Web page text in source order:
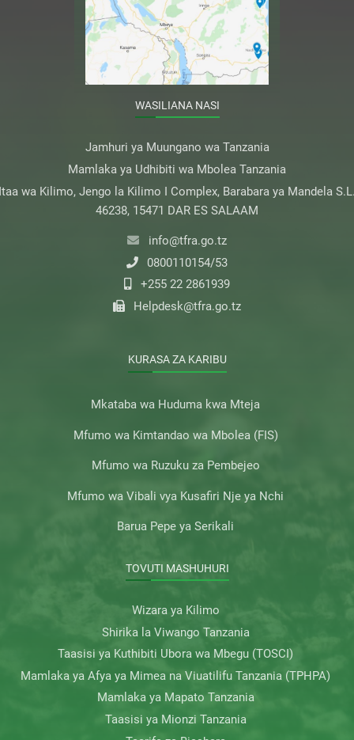
WASILIANA NASI
Jamhuri ya Muungano wa Tanzania
Mamlaka ya Udhibiti wa Mbolea Tanzania
wa Kilimo, Jengo la Kilimo I Complex, Barabara ya Mandela
46238, 15471 DAR ES SALAAM
info@tfra.go.tz
0800110154/53
+255 22 2861939
Helpdesk@tfra.go.tz
KURASA ZA KARIBU
Mkataba wa Huduma kwa Mteja
Mfumo wa Kimtandao wa Mbolea (FIS)
Mfumo wa Ruzuku za Pembejeo
Mfumo wa Vibali vya Kusafiri Nje ya Nchi
Barua Pepe ya Serikali
TOVUTI MASHUHURI
Wizara ya Kilimo
Shirika la Viwango Tanzania
Taasisi ya Kuthibiti Ubora wa Mbegu (TOSCI)
Mamlaka ya Afya ya Mimea na Viuatilifu Tanzania (TPHPA)
Mamlaka ya Mapato Tanzania
Taasisi ya Mionzi Tanzania